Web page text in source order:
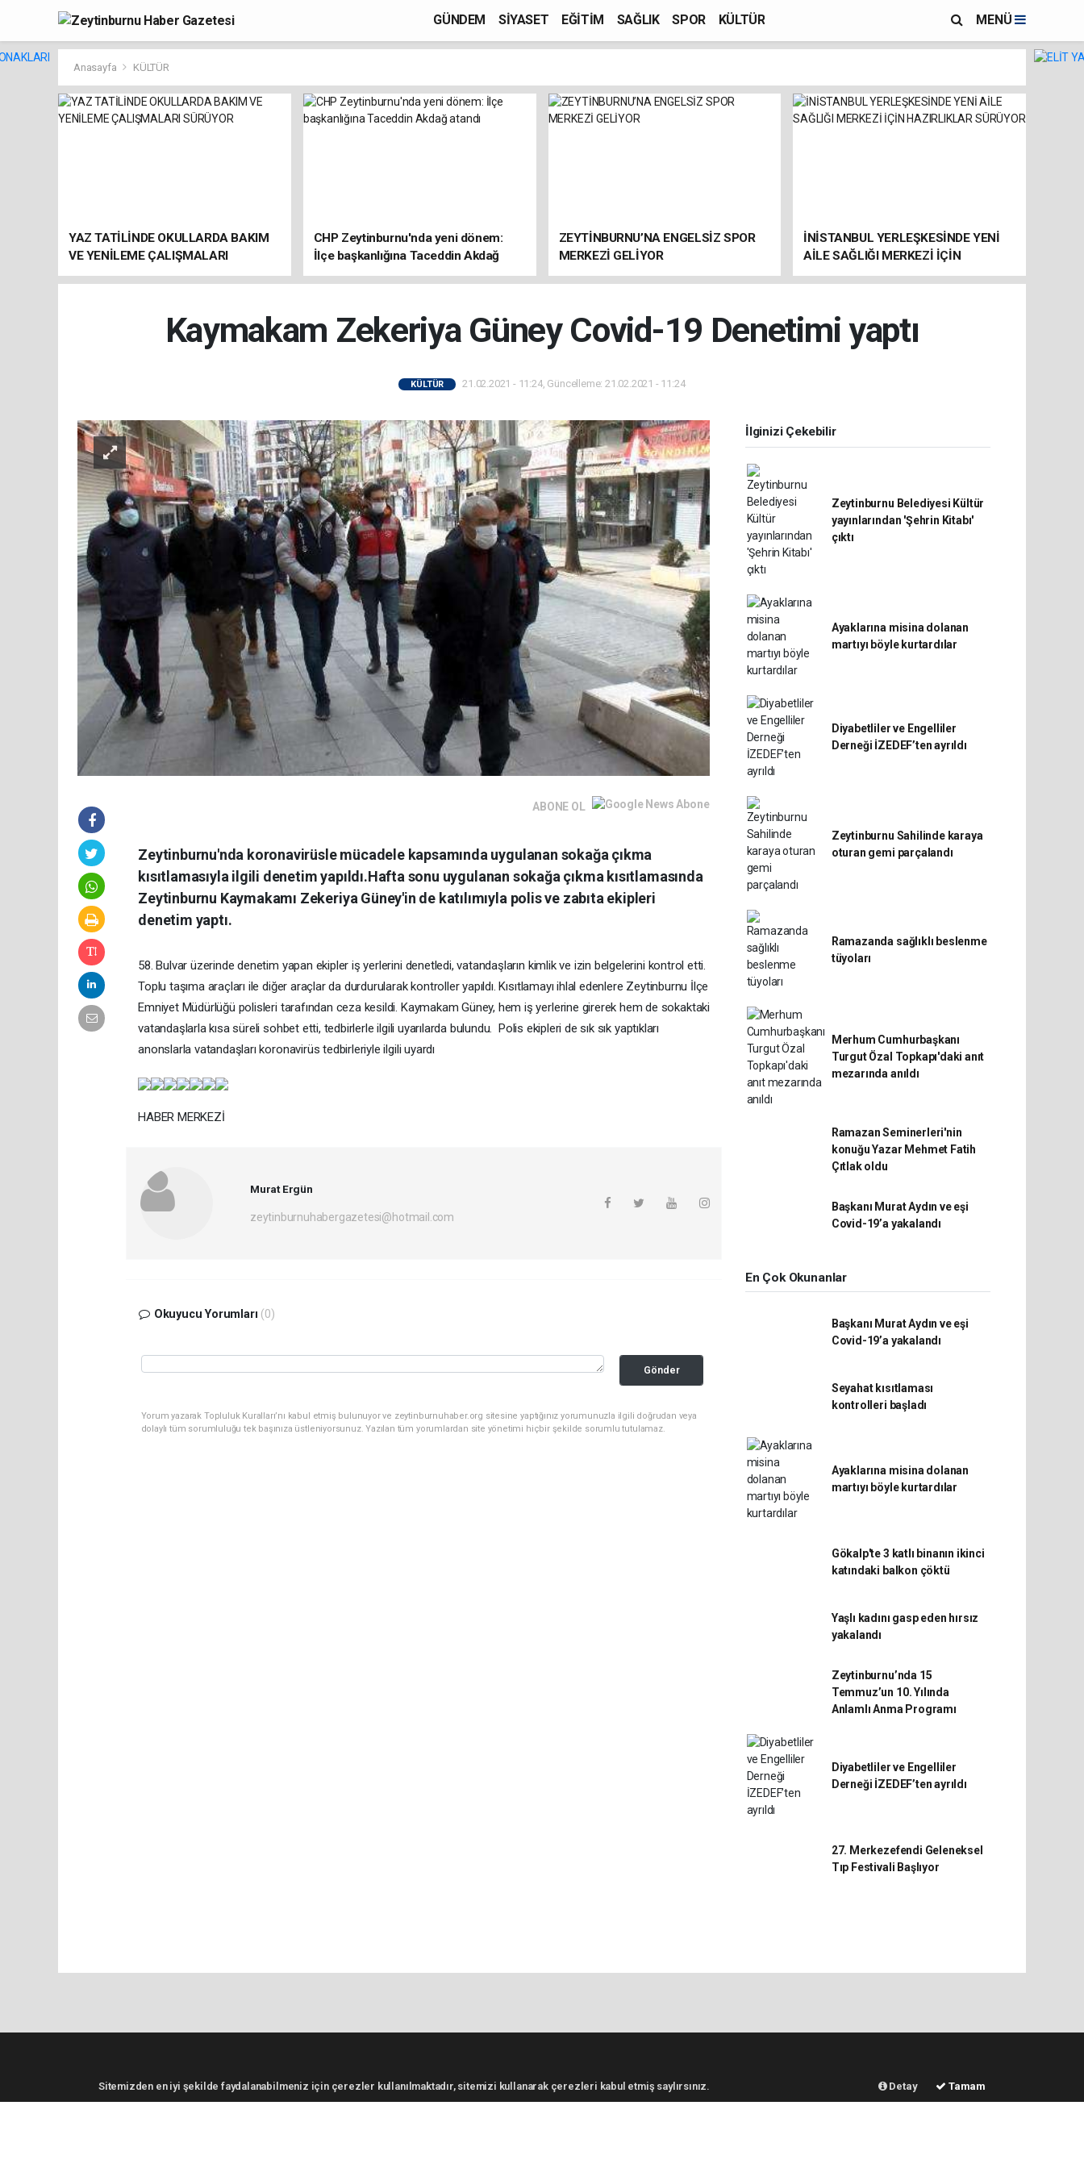
GÜNDEM SİYASET EĞİTİM SAĞLIK SPOR KÜLTÜR MENÜ
Anasayfa KÜLTÜR
YAZ TATİLİNDE OKULLARDA BAKIM
VE YENİLEME ÇALIŞMALARI
SÜRÜYOR
CHP Zeytinburnu'nda yeni dönem:
İlçe başkanlığına Taceddin Akdağ
atandı
ZEYTİNBURNU’NA ENGELSİZ SPOR
MERKEZİ GELİYOR
İNİSTANBUL YERLEŞKESİNDE YENİ
AİLE SAĞLIĞI MERKEZİ İÇİN
HAZIRLIKLAR SÜRÜYOR
Kaymakam Zekeriya Güney Covid-19 Denetimi yaptı
KÜLTÜR 21.02.2021 - 11:24, Güncelleme: 21.02.2021 - 11:24
ABONE OL
Zeytinburnu'nda koronavirüsle mücadele kapsamında uygulanan sokağa çıkma
kısıtlamasıyla ilgili denetim yapıldı.Hafta sonu uygulanan sokağa çıkma kısıtlamasında
Zeytinburnu Kaymakamı Zekeriya Güney'in de katılımıyla polis ve zabıta ekipleri
denetim yaptı.
58. Bulvar üzerinde denetim yapan ekipler iş yerlerini denetledi, vatandaşların kimlik ve izin belgelerini kontrol etti.
Toplu taşıma araçları ile diğer araçlar da durdurularak kontroller yapıldı. Kısıtlamayı ihlal edenlere Zeytinburnu İlçe
Emniyet Müdürlüğü polisleri tarafından ceza kesildi. Kaymakam Güney, hem iş yerlerine girerek hem de sokaktaki
vatandaşlarla kısa süreli sohbet etti, tedbirlerle ilgili uyarılarda bulundu. Polis ekipleri de sık sık yaptıkları
anonslarla vatandaşları koronavirüs tedbirleriyle ilgili uyardı
HABER MERKEZİ
Murat Ergün
zeytinburnuhabergazetesi@hotmail.com
Okuyucu Yorumları (0)
Gönder
Yorum yazarak Topluluk Kuralları’nı kabul etmiş bulunuyor ve zeytinburnuhaber.org sitesine yaptığınız yorumunuzla ilgili doğrudan veya
dolaylı tüm sorumluluğu tek başınıza üstleniyorsunuz. Yazılan tüm yorumlardan site yönetimi hiçbir şekilde sorumlu tutulamaz.
İlginizi Çekebilir
Zeytinburnu Belediyesi Kültür
yayınlarından 'Şehrin Kitabı'
çıktı
Ayaklarına misina dolanan
martıyı böyle kurtardılar
Diyabetliler ve Engelliler
Derneği İZEDEF’ten ayrıldı
Zeytinburnu Sahilinde karaya
oturan gemi parçalandı
Ramazanda sağlıklı beslenme
tüyoları
Merhum Cumhurbaşkanı
Turgut Özal Topkapı'daki anıt
mezarında anıldı
Ramazan Seminerleri'nin
konuğu Yazar Mehmet Fatih
yakalandı
Zeytinburnu’nda 15
Sitemizden en iyi şekilde faydalanabilmeniz için çerezler kullanılmaktadır, sitemizi kullanarak çerezleri kabul etmiş saylırsınız. Detay Tamam